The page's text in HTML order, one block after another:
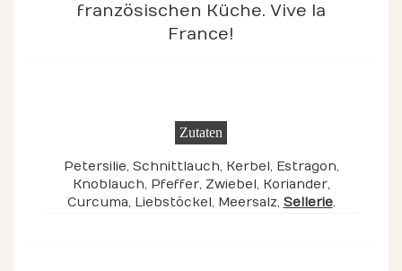
französischen Küche. Vive la
France!
Zutaten
Petersilie, Schnittlauch, Kerbel, Estragon,
Knoblauch, Pfeffer, Zwiebel, Koriander,
Curcuma, Liebstöckel, Meersalz, Sellerie.